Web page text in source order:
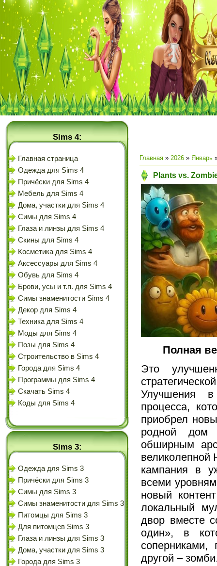
Sims 4:
Главная страница
Одежда для Sims 4
Причёски для Sims 4
Мебель для Sims 4
Дома, участки для Sims 4
Симы для Sims 4
Глаза и линзы для Sims 4
Скины для Sims 4
Косметика для Sims 4
Аксессуары для Sims 4
Обувь для Sims 4
Брови, усы и т.п. для Sims 4
Симы знаменитости Sims 4
Декор для Sims 4
Техника для Sims 4
Моды для Sims 4
Позы для Sims 4
Строительство в Sims 4
Города для Sims 4
Программы для Sims 4
Скачать Sims 4
Коды для Sims 4
Sims 3:
Одежда для Sims 3
Причёски для Sims 3
Симы для Sims 3
Симы знаменитости для Sims 3
Питомцы для Sims 3
Для питомцев Sims 3
Глаза и линзы для Sims 3
Дома, участки для Sims 3
Города для Sims 3
Главная » 2026 » Январь
Plants vs.
Полная
Это
Улучшения в
процесса,
приобрел
родной дом
обширным
великолепной
кампания в
всеми
новый
локальный
двор вместе
один», в
соперниками,
другой –